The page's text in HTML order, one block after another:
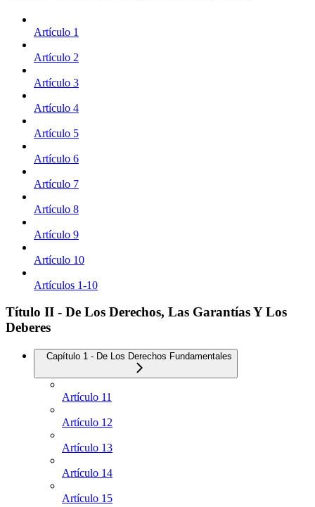
Artículo 1
Artículo 2
Artículo 3
Artículo 4
Artículo 5
Artículo 6
Artículo 7
Artículo 8
Artículo 9
Artículo 10
Artículos 1-10
Título II - De Los Derechos, Las Garantías Y Los
Deberes
Capítulo 1 - De Los Derechos Fundamentales
Artículo 11
Artículo 12
Artículo 13
Artículo 14
Artículo 15